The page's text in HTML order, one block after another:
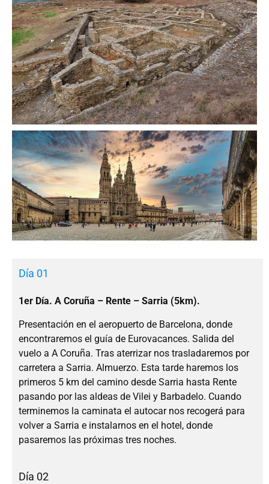
Día 01
1er Día. A Coruña – Rente – Sarria (5km).
Presentación en el aeropuerto de Barcelona, donde
encontraremos el guía de Eurovacances. Salida del
vuelo a A Coruña. Tras aterrizar nos trasladaremos por
carretera a Sarria. Almuerzo. Esta tarde haremos los
primeros 5 km del camino desde Sarria hasta Rente
pasando por las aldeas de Vilei y Barbadelo. Cuando
terminemos la caminata el autocar nos recogerá para
volver a Sarria e instalarnos en el hotel, donde
pasaremos las próximas tres noches.
Día 02